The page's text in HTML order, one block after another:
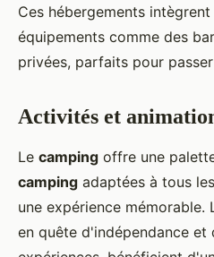
Ces hébergements
équipements comme des
privées, parfaits pour
Activités et
Le camping offre une
camping adaptées à tous
une expérience mémorable.
en quête d'indépendance et